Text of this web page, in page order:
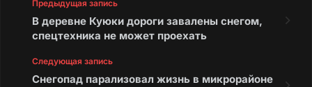
Предыдущая запись
В деревне Куюки дороги завалены снегом,
спецтехника не может проехать
Следующая запись
Снегопад парализовал жизнь в микрорайоне